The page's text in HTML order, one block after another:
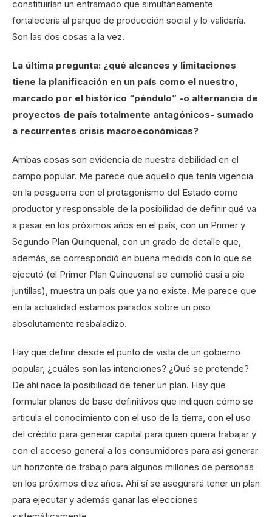
constituirían un entramado que simultáneamente
fortalecería al parque de producción social y lo validaría.
Son las dos cosas a la vez.
La última pregunta: ¿qué alcances y limitaciones
tiene la planificación en un país como el nuestro,
marcado por el histórico “péndulo” -o alternancia de
proyectos de país totalmente antagónicos- sumado
a recurrentes crisis macroeconómicas?
Ambas cosas son evidencia de nuestra debilidad en el
campo popular. Me parece que aquello que tenía vigencia
en la posguerra con el protagonismo del Estado como
productor y responsable de la posibilidad de definir qué va
a pasar en los próximos años en el país, con un Primer y
Segundo Plan Quinquenal, con un grado de detalle que,
además, se correspondió en buena medida con lo que se
ejecutó (el Primer Plan Quinquenal se cumplió casi a pie
juntillas), muestra un país que ya no existe. Me parece que
en la actualidad estamos parados sobre un piso
absolutamente resbaladizo.
Hay que definir desde el punto de vista de un gobierno
popular, ¿cuáles son las intenciones? ¿Qué se pretende?
De ahí nace la posibilidad de tener un plan. Hay que
formular planes de base definitivos que indiquen cómo se
articula el conocimiento con el uso de la tierra, con el uso
del crédito para generar capital para quien quiera trabajar y
con el acceso general a los consumidores para así generar
un horizonte de trabajo para algunos millones de personas
en los próximos diez años. Ahí sí se asegurará tener un plan
para ejecutar y además ganar las elecciones